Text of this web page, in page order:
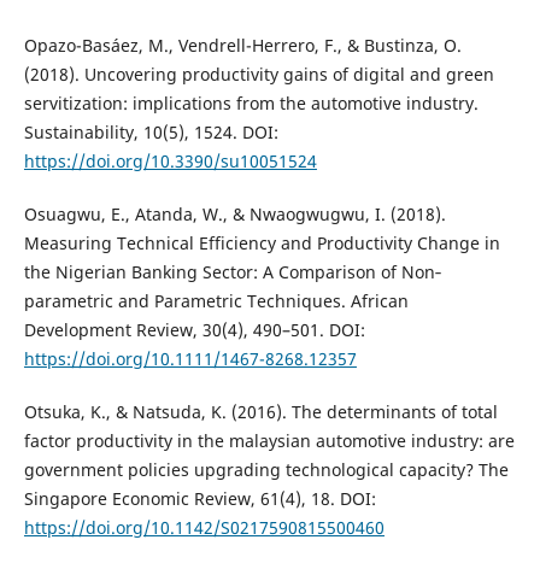
Opazo-Basáez, M., Vendrell-Herrero, F., & Bustinza, O.
(2018). Uncovering productivity gains of digital and green
servitization: implications from the automotive industry.
Sustainability, 10(5), 1524. DOI:
https://doi.org/10.3390/su10051524
Osuagwu, E., Atanda, W., & Nwaogwugwu, I. (2018).
Measuring Technical Efficiency and Productivity Change in
the Nigerian Banking Sector: A Comparison of Non‐
parametric and Parametric Techniques. African
Development Review, 30(4), 490–501. DOI:
https://doi.org/10.1111/1467-8268.12357
Otsuka, K., & Natsuda, K. (2016). The determinants of total
factor productivity in the malaysian automotive industry: are
government policies upgrading technological capacity? The
Singapore Economic Review, 61(4), 18. DOI:
https://doi.org/10.1142/S0217590815500460